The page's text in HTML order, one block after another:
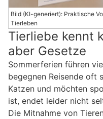
Bild (KI-generiert): Praktische
Tierleben
Tierliebe kennt
aber Gesetze
Sommerferien führen
begegnen Reisende oft
Katzen und möchten
ist, endet leider nicht
Die Mitnahme von